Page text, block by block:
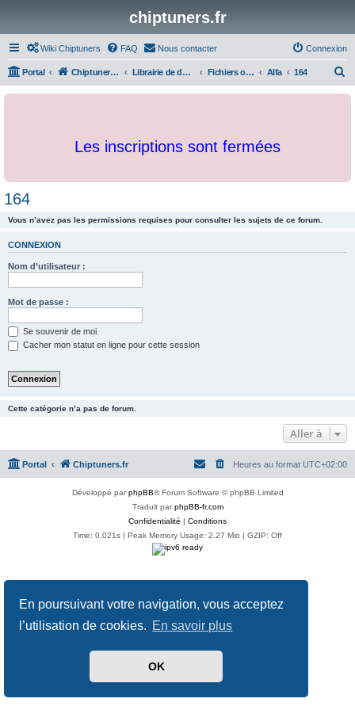
En poursuivant votre navigation, vous acceptez
l’utilisation de cookies. En savoir plus
OK
chiptuners.fr
Wiki Chiptuners FAQ Nous contacter Connexion
Portal Chiptuners.fr Librairie de documents et originaux Fichiers originaux Alfa 164
c
Les inscriptions sont fermées
164
Vous n’avez pas les permissions requises pour consulter les sujets de ce forum.
CONNEXION
Nom d’utilisateur :
Mot de passe :
Se souvenir de moi
Cacher mon statut en ligne pour cette session
Cette catégorie n’a pas de forum.
Aller à
Portal Chiptuners.fr Heures au format UTC+02:00
Développé parphpBB® Forum Software © phpBB Limited
Traduit parphpBB-fr.com
Confidentialité | Conditions
Time: 0.021s | Peak Memory Usage: 2.27 Mio | GZIP: Off